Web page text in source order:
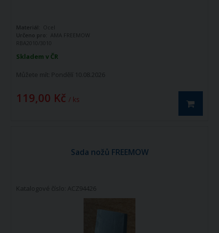
Skladem v ČR
Můžete mít: Pondělí 10.08.2026
119,00 Kč / ks
Materiál:
Ocel
Určeno pro: AMA FREEMOW
RBA2010/3010
Sada nožů FREEMOW
Katalogové číslo: ACZ94426